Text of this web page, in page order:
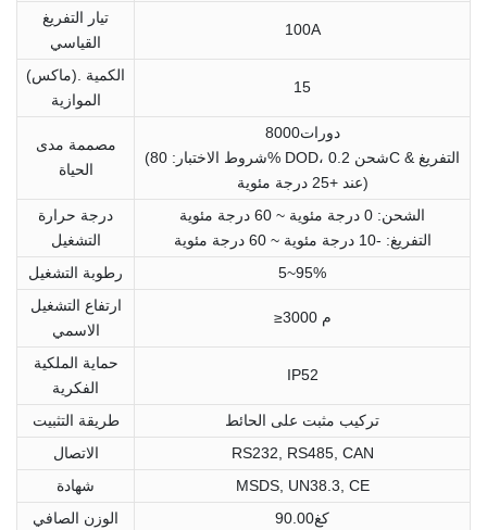
تيار التفريغ
القياسي
100A
(ماكس). الكمية
الموازية
15
مصممة مدى
الحياة
دورات8000
(شروط الاختبار: 80% DOD، شحن 0.2C & التفريغ
عند +25 درجة مئوية)
درجة حرارة
التشغيل
الشحن: 0 درجة مئوية ~ 60 درجة مئوية
التفريغ: -10 درجة مئوية ~ 60 درجة مئوية
رطوبة التشغيل
5~95%
ارتفاع التشغيل
الاسمي
≥3000 م
حماية الملكية
الفكرية
IP52
طريقة التثبيت
تركيب مثبت على الحائط
الاتصال
RS232, RS485, CAN
شهادة
MSDS, UN38.3, CE
الوزن الصافي
كغ90.00